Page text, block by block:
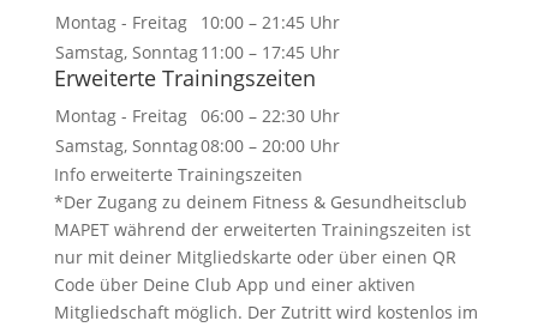
Montag - Freitag
10:00 – 21:45 Uhr
Samstag, Sonntag11:00 – 17:45 Uhr
Erweiterte Trainingszeiten
Montag - Freitag 06:00 – 22:30 Uhr
Samstag, Sonntag08:00 – 20:00 Uhr
Info erweiterte Trainingszeiten
*Der Zugang zu deinem Fitness & Gesundheitsclub
MAPET während der erweiterten Trainingszeiten ist
nur mit deiner Mitgliedskarte oder über einen QR
Code über Deine Club App und einer aktiven
Mitgliedschaft möglich. Der Zutritt wird kostenlos im